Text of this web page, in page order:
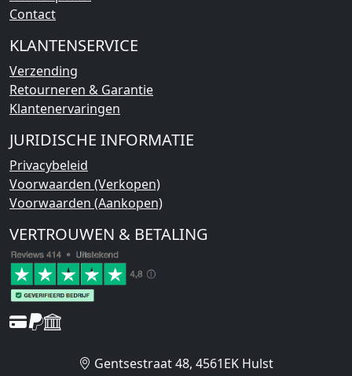
Contact
KLANTENSERVICE
Verzending
Retourneren & Garantie
Klantenervaringen
JURIDISCHE INFORMATIE
Privacybeleid
Voorwaarden (Verkopen)
Voorwaarden (Aankopen)
VERTROUWEN & BETALING
Gentsestraat 48, 4561EK Hulst